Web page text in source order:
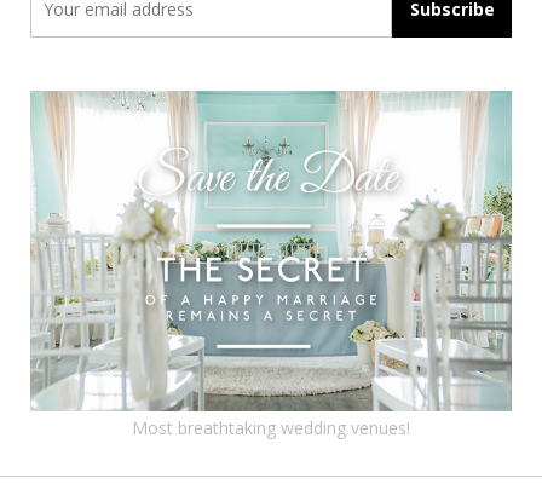
Most breathtaking wedding venues!